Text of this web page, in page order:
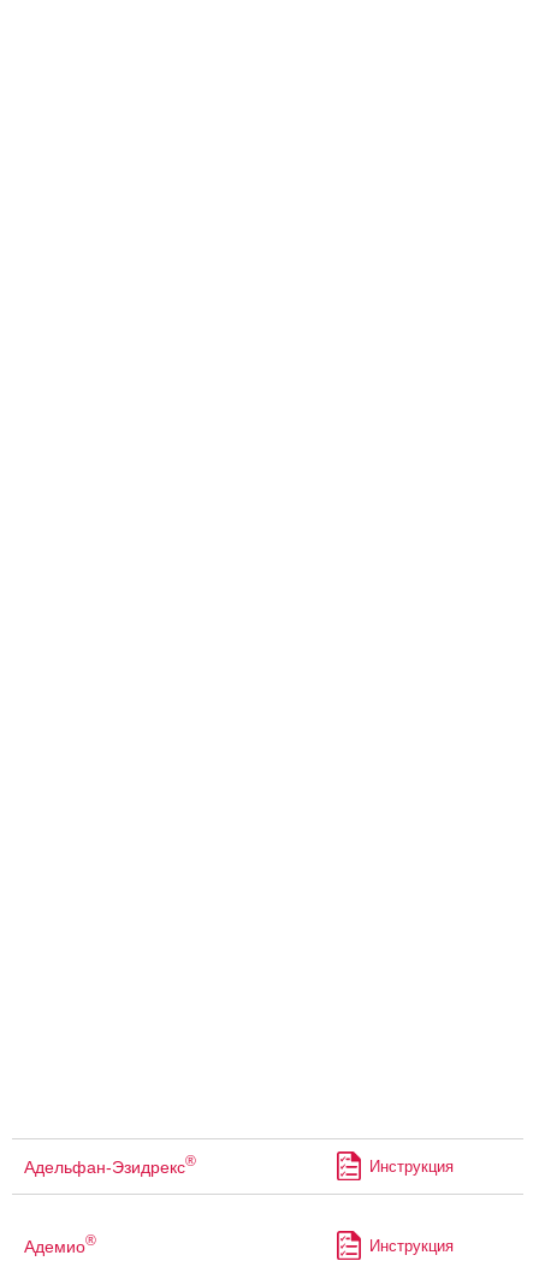
Адельфан-Эзидрекс® Инструкция
Адемио® Инструкция